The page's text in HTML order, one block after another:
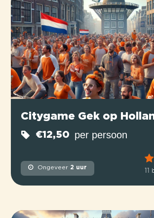
Citygame Gek op
€12,50 per persoon
Ongeveer 2 uur 11